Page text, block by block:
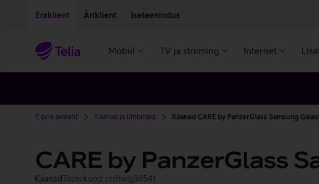
Eraklient Äriklient Iseteenindus
Mobiil TV ja striiming Internet
E-poe avaleht Kaaned ja ümbrised Kaaned CARE by PanzerGlass Samsung
CARE by PanzerGlass
KaanedTootekood: crrftwlg38541